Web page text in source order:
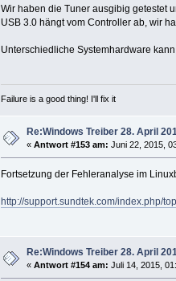
Wir haben die Tuner ausgibig getestet
USB 3.0 hängt vom Controller ab, wir
Unterschiedliche Systemhardware
Failure is a good thing! I'll fix it
Re:Windows Treiber 28. April
«Antwort #153 am: Juni 22, 2015,
Fortsetzung der Fehleranalyse im
http://support.sundtek.com/index.php/
Re:Windows Treiber 28. April
«Antwort #154 am: Juli 14, 2015,